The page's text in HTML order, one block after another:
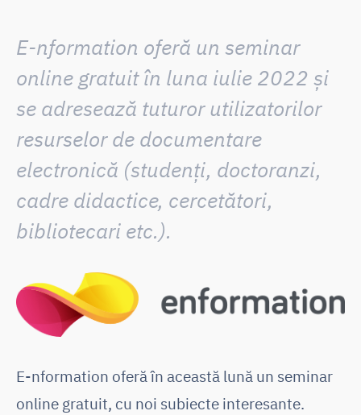
E-nformation oferă un seminar
online gratuit în luna iulie 2022 și
se adresează tuturor utilizatorilor
resurselor de documentare
electronică (studenți, doctoranzi,
cadre didactice, cercetători,
bibliotecari etc.).
E-nformation oferă în această lună un seminar
online gratuit, cu noi subiecte interesante.